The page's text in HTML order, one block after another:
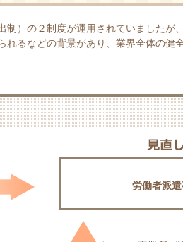
）の２制度が運用されていましたが、
るなどの背景があり、業界全体の健
労働者派